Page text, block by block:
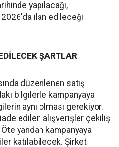
yapılacağı,
2026'da ilan edileceği
ŞARTLAR
düzenlenen satış
bilgilerle kampanyaya
aynı olması gerekiyor.
edilen alışverişler çekiliş
Öte yandan kampanyaya
katılabilecek. Şirket